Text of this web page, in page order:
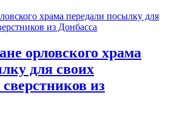
орловского храма
для своих
из